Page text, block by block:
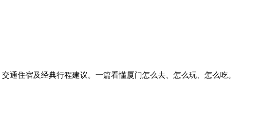
通住宿及经典行程建议。一篇看懂厦门怎么去、怎么玩、怎么吃。